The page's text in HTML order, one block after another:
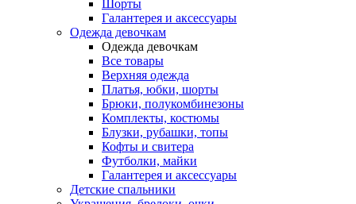
Шорты
Галантерея и аксессуары
Одежда девочкам
Одежда девочкам
Все товары
Верхняя одежда
Платья, юбки, шорты
Брюки, полукомбинезоны
Комплекты, костюмы
Блузки, рубашки, топы
Кофты и свитера
Футболки, майки
Галантерея и аксессуары
Детские спальники